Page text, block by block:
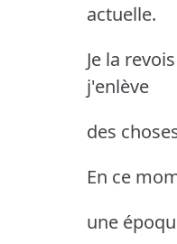
actuelle.
Je la
j'enlève
des
En ce
une